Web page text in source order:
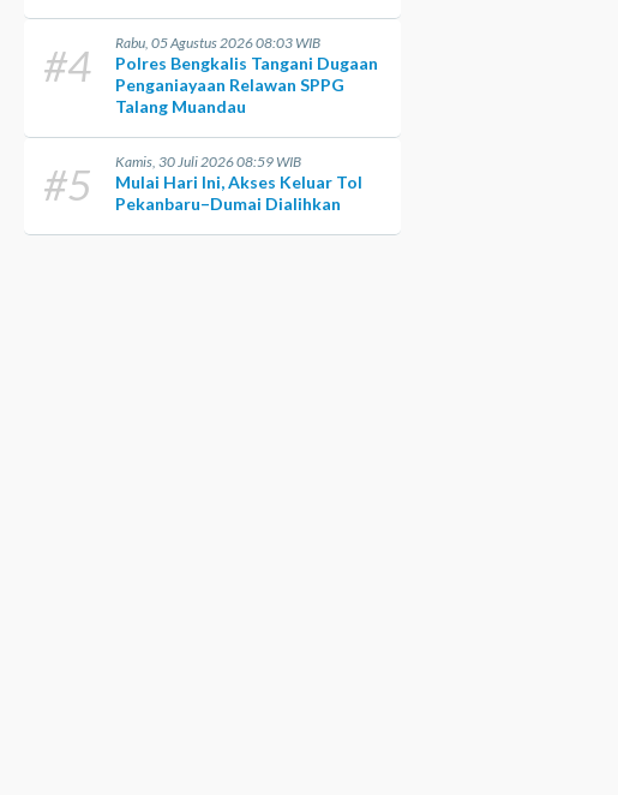
#4 Rabu, 05 Agustus 2026 08:03 WIB
Polres Bengkalis Tangani Dugaan
Penganiayaan Relawan SPPG
Talang Muandau
#5 Kamis, 30 Juli 2026 08:59 WIB
Mulai Hari Ini, Akses Keluar Tol
Pekanbaru–Dumai Dialihkan